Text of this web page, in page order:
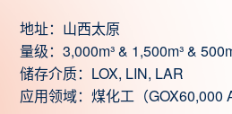
地址：山西太原
量级：3,000m³ & 1,500m³ &
储存介质：LOX, LIN, LAR
应用领域：煤化工（GOX60,000